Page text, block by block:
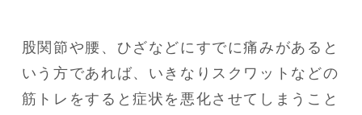
股関節や腰、ひざなどにすでに痛みがあると
いう方であれば、いきなりスクワットなどの
筋トレをすると症状を悪化させてしまうこと